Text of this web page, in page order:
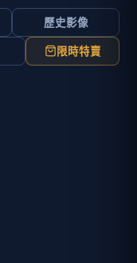
歷史影像
限時特賣